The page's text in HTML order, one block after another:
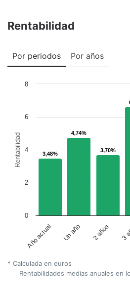
Rentabilidad
Por periodos Por años
Rentabilidad 3,48%
3,48%
4,74%
4,74%
3,70%
3,70%
Año actual Un año 2 años 3
0
2
4
6
8
* Calculada en euros
Rentabilidades medias anuales en